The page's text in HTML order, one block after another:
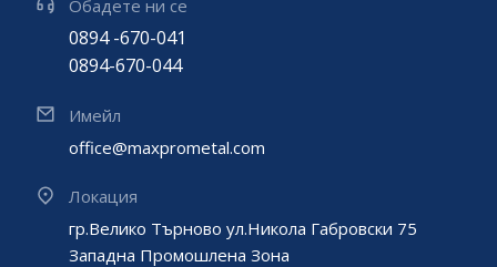
Обадете ни се
0894 -670-041
0894-670-044
Имейл
office@maxprometal.com
Локация
гр.Велико Търново ул.Никола Габровски 75
Западна Промошлена Зона